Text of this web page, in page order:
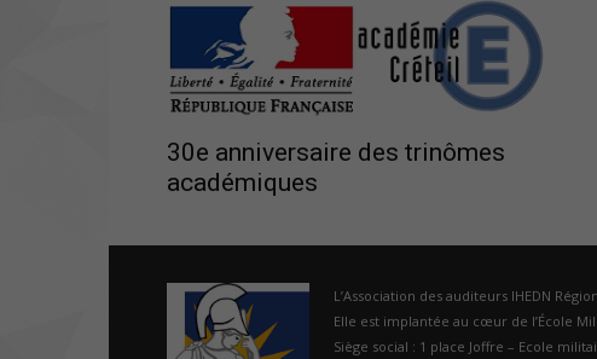
30e anniversaire des trinômes
académiques
L’Association des auditeurs IHEDN
Elle est implantée au cœur de l’École
Siège social : 1 place Joffre – Ecole